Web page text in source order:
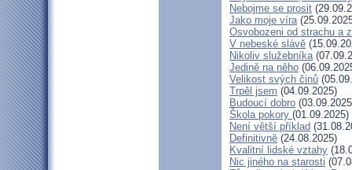
Nebojme se prosit
Jako moje víra
Osvobozeni od strachu a
V nebeské slávě
Nikoliv služebníka
Jedině na něho
Velikost svých činů
Trpěl jsem (04.09.2025)
Budoucí dobro
Škola pokory (01.09.2025)
Není větší příklad
Definitivně (24.08.2025)
Kvalitní lidské vztahy
Nic jiného na starosti